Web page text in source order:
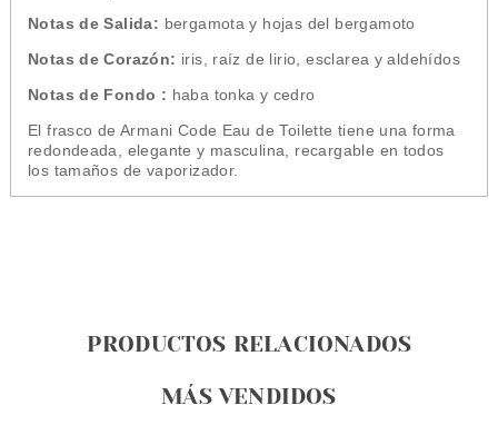
Notas de Salida: bergamota y hojas del bergamoto
Notas de Corazón: iris, raíz de lirio, esclarea y aldehídos
Notas de Fondo : haba tonka y cedro
Elfrasco de Armani Code Eau de Toilette tiene una forma
redondeada, elegante y masculina, recargable en todos
los tamaños de vaporizador.
PRODUCTOS RELACIONADOS
MÁS VENDIDOS